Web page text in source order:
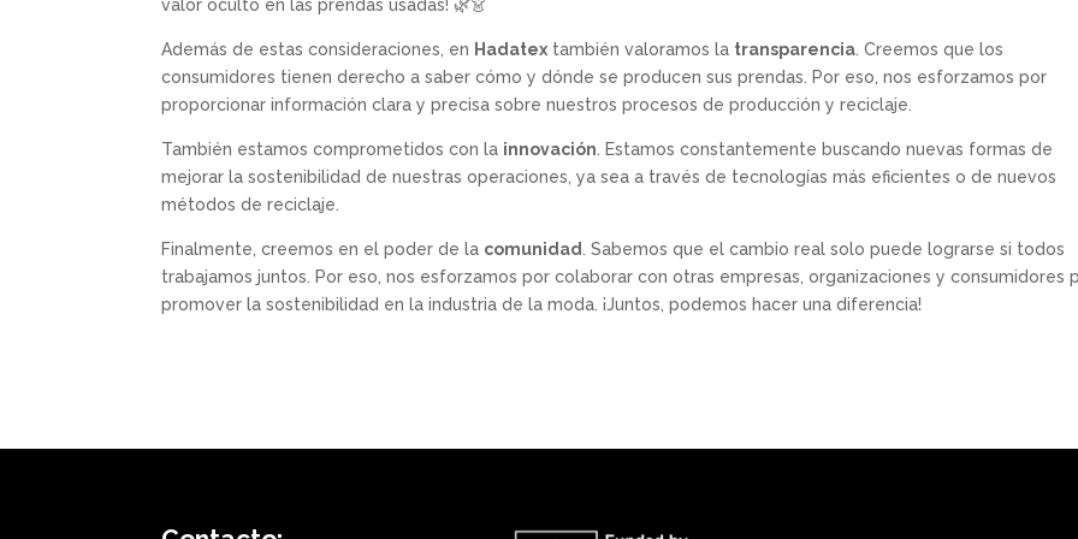
valor oculto en las prendas usadas! 🌿👗
Además de estas consideraciones, en Hadatex también valoramos la transparencia . Creemos que los
consumidores tienen derecho a saber cómo y dónde se producen sus prendas. Por eso, nos esforzamos por
proporcionar información clara y precisa sobre nuestros procesos de producción y reciclaje.
También estamos comprometidos con la innovación . Estamos constantemente buscando nuevas formas de
mejorar la sostenibilidad de nuestras operaciones, ya sea a través de tecnologías más eficientes o de nuevos
métodos de reciclaje.
Finalmente, creemos en el poder de la comunidad
. Sabemos que el cambio real solo puede lograrse si todos
trabajamos juntos. Por eso, nos esforzamos por colaborar con otras empresas, organizaciones y consumidores
promover la sostenibilidad en la industria de la moda. ¡Juntos, podemos hacer una diferencia!